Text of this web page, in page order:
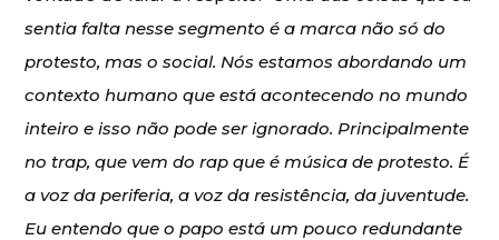
sentia falta nesse segmento é a marca não só do
protesto, mas o social. Nós estamos abordando um
contexto humano que está acontecendo no mundo
inteiro e isso não pode ser ignorado. Principalmente
no trap, que vem do rap que é música de protesto. É
a voz da periferia, a voz da resistência, da juventude.
Eu entendo que o papo está um pouco redundante